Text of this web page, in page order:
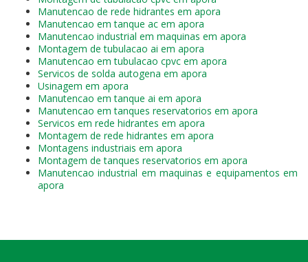
Manutencao de rede hidrantes em apora
Manutencao em tanque ac em apora
Manutencao industrial em maquinas em apora
Montagem de tubulacao ai em apora
Manutencao em tubulacao cpvc em apora
Servicos de solda autogena em apora
Usinagem em apora
Manutencao em tanque ai em apora
Manutencao em tanques reservatorios em apora
Servicos em rede hidrantes em apora
Montagem de rede hidrantes em apora
Montagens industriais em apora
Montagem de tanques reservatorios em apora
Manutencao industrial em maquinas e equipamentos em
apora